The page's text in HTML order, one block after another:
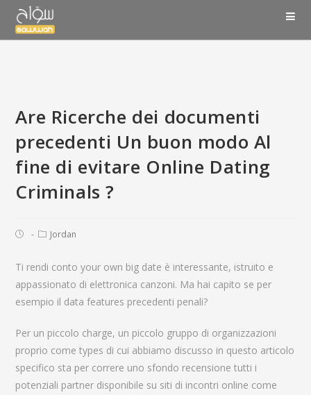
Are Ricerche dei documenti
precedenti Un buon modo Al
fine di evitare Online Dating
Criminals ?
Jordan
Ti rendi conto your own big date è interessante, istruito e
appassionato di elettronica canzoni. Ma hai capito se per
esempio il data features precedenti penali?
Per un piccolo charge, un piccolo gruppo di organizzazioni
proprio come types di cui abbiamo discusso in questo articolo
specifico sta per correre uno sfondo recensione tutti i
potenziali partner disponibile su siti di incontri online come